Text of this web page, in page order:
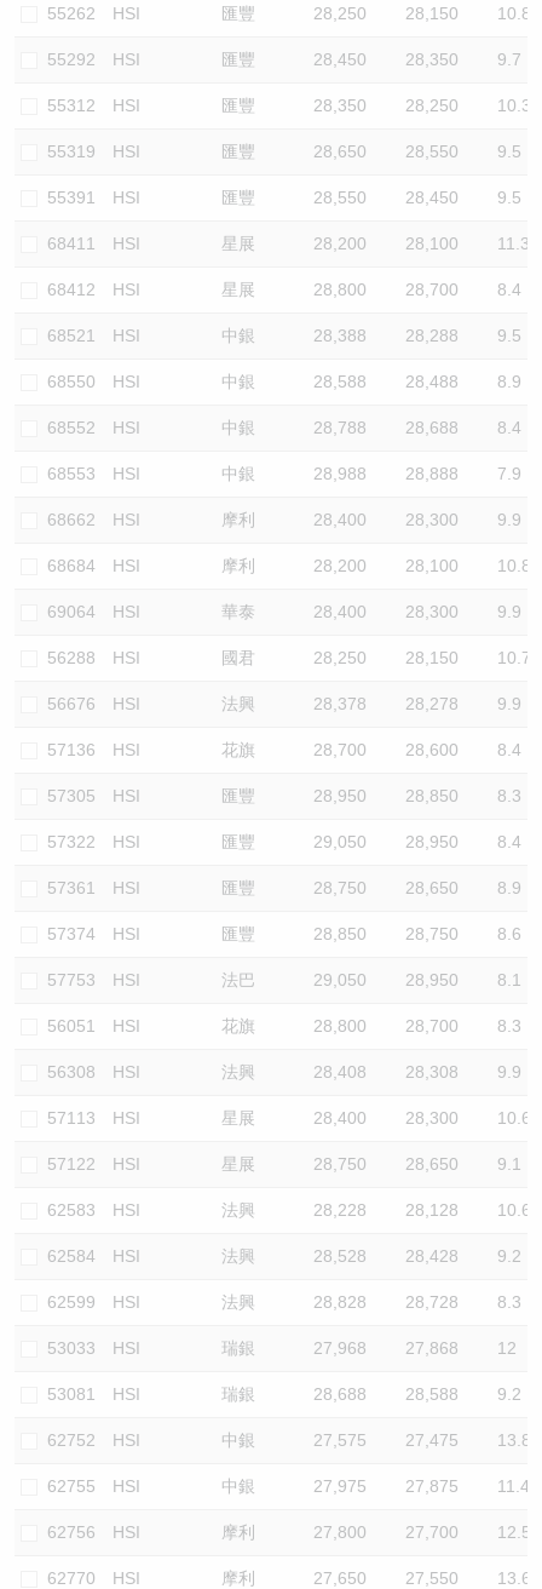
55262 HSI 匯豐 28,250 28,150 10.8
55292 HSI 匯豐 28,450 28,350 9.7
55312 HSI 匯豐 28,350 28,250 10.3
55319 HSI 匯豐 28,650 28,550 9.5
55391 HSI 匯豐 28,550 28,450 9.5
68411 HSI 星展 28,200 28,100 11.3
68412 HSI 星展 28,800 28,700 8.4
68521 HSI 中銀 28,388 28,288 9.5
68550 HSI 中銀 28,588 28,488 8.9
68552 HSI 中銀 28,788 28,688 8.4
68553 HSI 中銀 28,988 28,888 7.9
68662 HSI 摩利 28,400 28,300 9.9
68684 HSI 摩利 28,200 28,100 10.8
69064 HSI 華泰 28,400 28,300 9.9
56288 HSI 國君 28,250 28,150 10.7
56676 HSI 法興 28,378 28,278 9.9
57136 HSI 花旗 28,700 28,600 8.4
57305 HSI 匯豐 28,950 28,850 8.3
57322 HSI 匯豐 29,050 28,950 8.4
57361 HSI 匯豐 28,750 28,650 8.9
57374 HSI 匯豐 28,850 28,750 8.6
57753 HSI 法巴 29,050 28,950 8.1
56051 HSI 花旗 28,800 28,700 8.3
56308 HSI 法興 28,408 28,308 9.9
57113 HSI 星展 28,400 28,300 10.6
57122 HSI 星展 28,750 28,650 9.1
62583 HSI 法興 28,228 28,128 10.6
62584 HSI 法興 28,528 28,428 9.2
62599 HSI 法興 28,828 28,728 8.3
53033 HSI 瑞銀 27,968 27,868 12
53081 HSI 瑞銀 28,688 28,588 9.2
62752 HSI 中銀 27,575 27,475 13.8
62755 HSI 中銀 27,975 27,875 11.4
62756 HSI 摩利 27,800 27,700 12.5
62770 HSI 摩利 27,650 27,550 13.6